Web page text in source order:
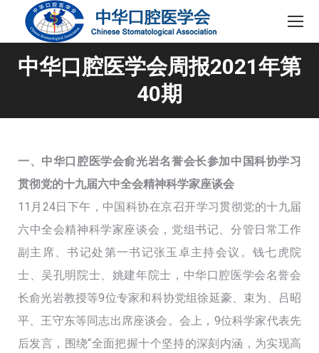
中华口腔医学会周报2021年第
40期
一、中华口腔医学会俞光岩名誉会长参加中国科协学习
贯彻党的十九届六中全会精神科学家座谈会
11月24日下午，中国科协在京召开学习贯彻党的十九届
六中全会精神科学家座谈会，党组书记、分管日常工作
副主席、书记处第一书记张玉卓主持会议。钱七虎院
士、吴孔明院士、姚建年院士，中华口腔医学会名誉会
长俞光岩教授等9位专家和科协党组徐延豪、束为、吕昭
平、王守东等同志出席座谈会。会上，9位科学家代表先
后发言，围绕“全面把握十个坚持的深刻内涵，为实现高